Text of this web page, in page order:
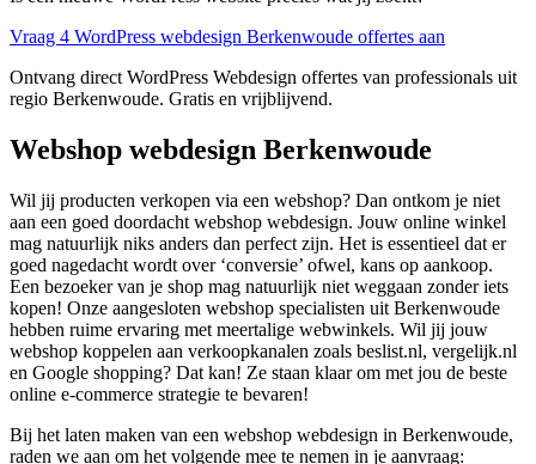
Vraag 4 WordPress webdesign Berkenwoude offertes aan
Ontvang direct WordPress Webdesign offertes van professionals uit
regio Berkenwoude. Gratis en vrijblijvend.
Webshop webdesign Berkenwoude
Wil jij producten verkopen via een webshop? Dan ontkom je niet
aan een goed doordacht webshop webdesign. Jouw online winkel
mag natuurlijk niks anders dan perfect zijn. Het is essentieel dat er
goed nagedacht wordt over ‘conversie’ ofwel, kans op aankoop.
Een bezoeker van je shop mag natuurlijk niet weggaan zonder iets
kopen! Onze aangesloten webshop specialisten uit Berkenwoude
hebben ruime ervaring met meertalige webwinkels. Wil jij jouw
webshop koppelen aan verkoopkanalen zoals beslist.nl, vergelijk.nl
en Google shopping? Dat kan! Ze staan klaar om met jou de beste
online e-commerce strategie te bevaren!
Bij het laten maken van een webshop webdesign in Berkenwoude,
raden we aan om het volgende mee te nemen in je aanvraag: